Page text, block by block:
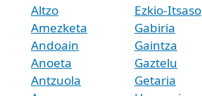
Altzo
Amezketa
Andoain
Anoeta
Antzuola
Ezkio-Itsaso
Gabiria
Gaintza
Gaztelu
Getaria